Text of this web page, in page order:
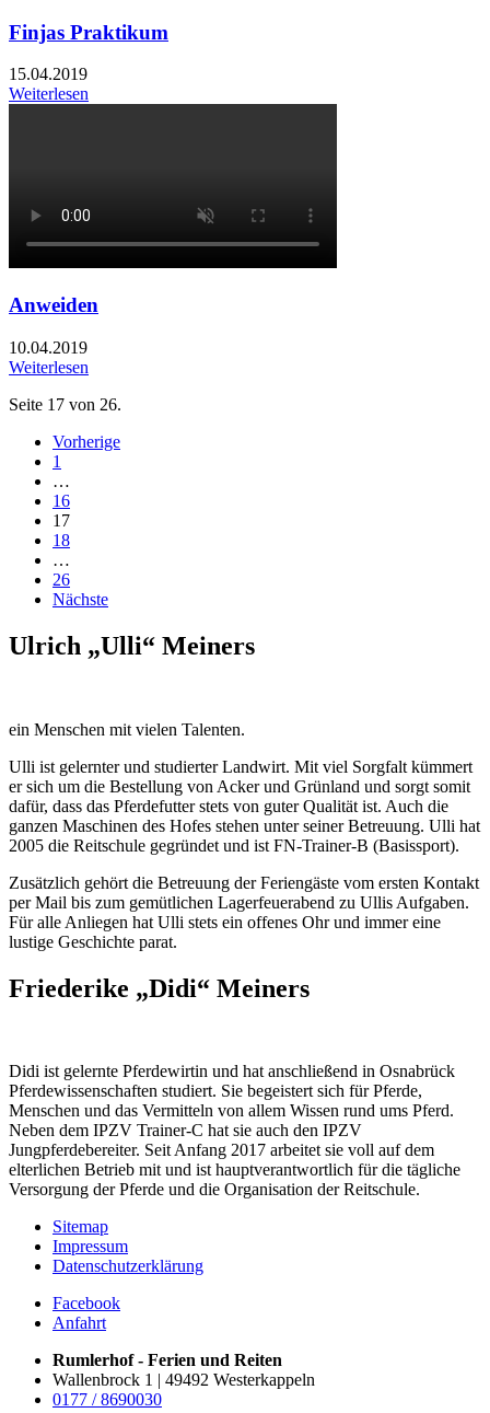
Finjas Praktikum
15.04.2019
Weiterlesen
Anweiden
10.04.2019
Weiterlesen
Seite 17 von 26.
Vorherige
1
…
16
17
18
…
26
Nächste
Ulrich „Ulli“ Meiners
ein Menschen mit vielen Talenten.
Ulli ist gelernter und studierter Landwirt. Mit viel Sorgfalt kümmert
er sich um die Bestellung von Acker und Grünland und sorgt somit
dafür, dass das Pferdefutter stets von guter Qualität ist. Auch die
ganzen Maschinen des Hofes stehen unter seiner Betreuung. Ulli hat
2005 die Reitschule gegründet und ist FN-Trainer-B (Basissport).
Zusätzlich gehört die Betreuung der Feriengäste vom ersten Kontakt
per Mail bis zum gemütlichen Lagerfeuerabend zu Ullis Aufgaben.
Für alle Anliegen hat Ulli stets ein offenes Ohr und immer eine
lustige Geschichte parat.
Friederike „Didi“ Meiners
Didi ist gelernte Pferdewirtin und hat anschließend in Osnabrück
Pferdewissenschaften studiert. Sie begeistert sich für Pferde,
Menschen und das Vermitteln von allem Wissen rund ums Pferd.
Neben dem IPZV Trainer-C hat sie auch den IPZV
Jungpferdebereiter. Seit Anfang 2017 arbeitet sie voll auf dem
elterlichen Betrieb mit und ist hauptverantwortlich für die tägliche
Versorgung der Pferde und die Organisation der Reitschule.
Sitemap
Impressum
Datenschutzerklärung
Facebook
Anfahrt
Rumlerhof - Ferien und Reiten
Wallenbrock 1 | 49492 Westerkappeln
0177 / 8690030